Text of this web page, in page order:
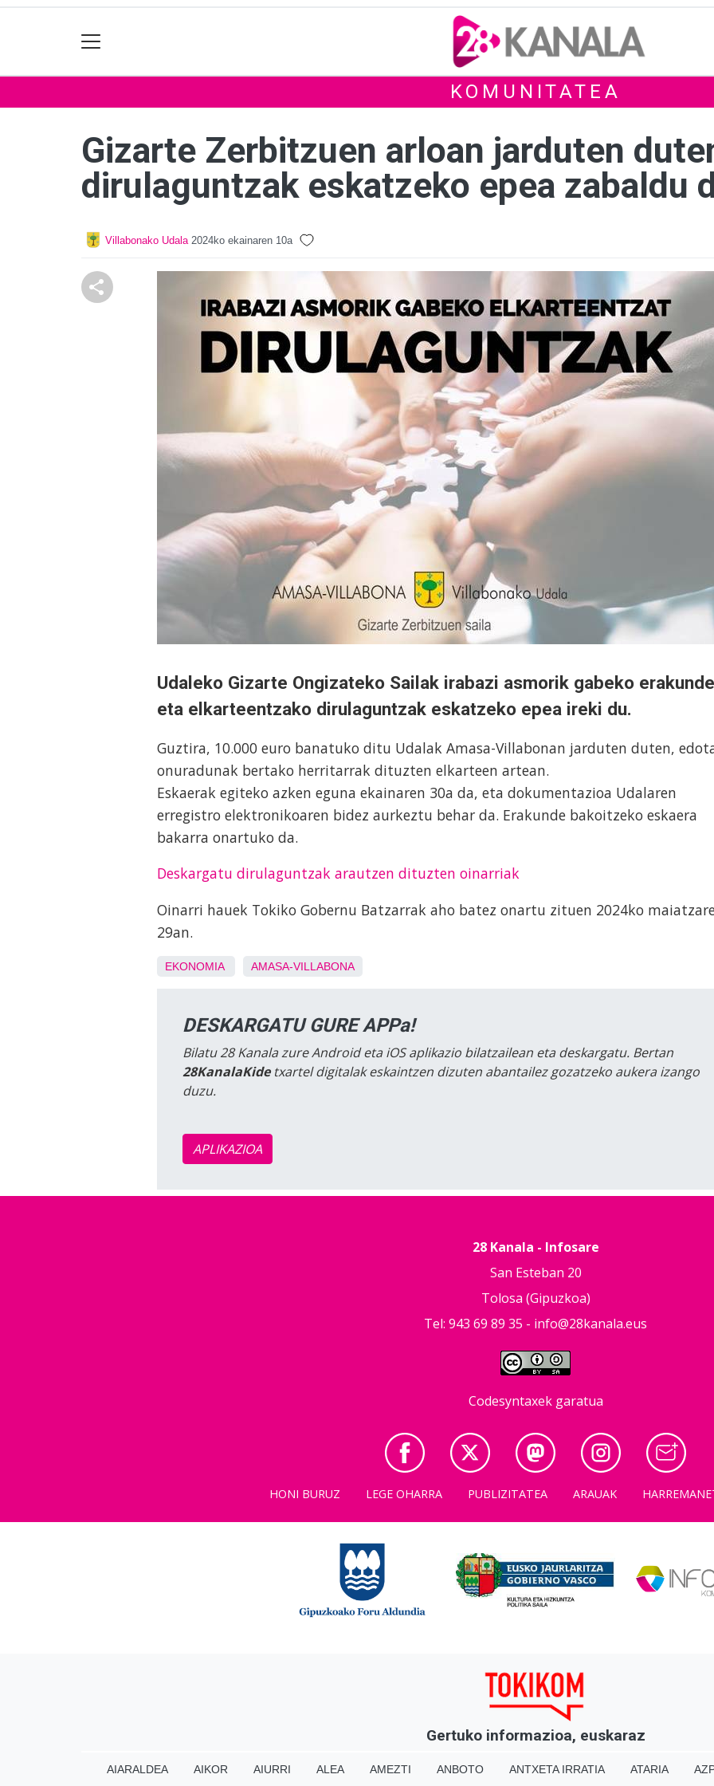
KOMUNITATEA
Gizarte Zerbitzuen arloan jarduten
dirulaguntzak eskatzeko epea zabaldu
Villabonako Udala 2024ko ekainaren 10a
Udaleko Gizarte Ongizateko Sailak irabazi asmorik gabeko erakunde
eta elkarteentzako dirulaguntzak eskatzeko epea ireki du.
Guztira, 10.000 euro banatuko ditu Udalak Amasa-Villabonan jarduten duten,
onuradunak bertako herritarrak dituzten elkarteen artean.
Eskaerak egiteko azken eguna ekainaren 30a da, eta dokumentazioa Udalaren
erregistro elektronikoaren bidez aurkeztu behar da. Erakunde bakoitzeko eskaera
bakarra onartuko da.
Deskargatu dirulaguntzak arautzen dituzten oinarriak
Oinarri hauek Tokiko Gobernu Batzarrak aho batez onartu zituen 2024ko
29an.
EKONOMIA AMASA-VILLABONA
DESKARGATU GURE APPa!
Bilatu 28 Kanala zure Android eta iOS aplikazio bilatzailean eta deskargatu. Bertan
28KanalaKidetxartel digitalak eskaintzen dizuten abantailez gozatzeko aukera izango
duzu.
APLIKAZIOA
28 Kanala - Infosare
San Esteban 20
Tolosa (Gipuzkoa)
Tel: 943 69 89 35 - info@28kanala.eus
Codesyntaxek garatua
HONI BURUZ LEGE OHARRA PUBLIZITATEA ARAUAK
Gertuko informazioa, euskaraz
AIARALDEA AIKOR AIURRI ALEA AMEZTI ANBOTO ANTXETA IRRATIA ATARIA